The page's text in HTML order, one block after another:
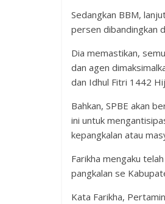
Sedangkan BBM,
persen dibandingkan
Dia memastikan,
dan agen
dan Idhul Fitri 1442
Bahkan, SPBE akan
ini untuk
kepangkalan atau
Farikha mengaku
pangkalan se
Kata Farikha,